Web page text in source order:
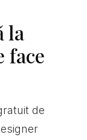
la
face
de